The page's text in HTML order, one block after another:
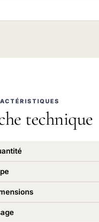
technique